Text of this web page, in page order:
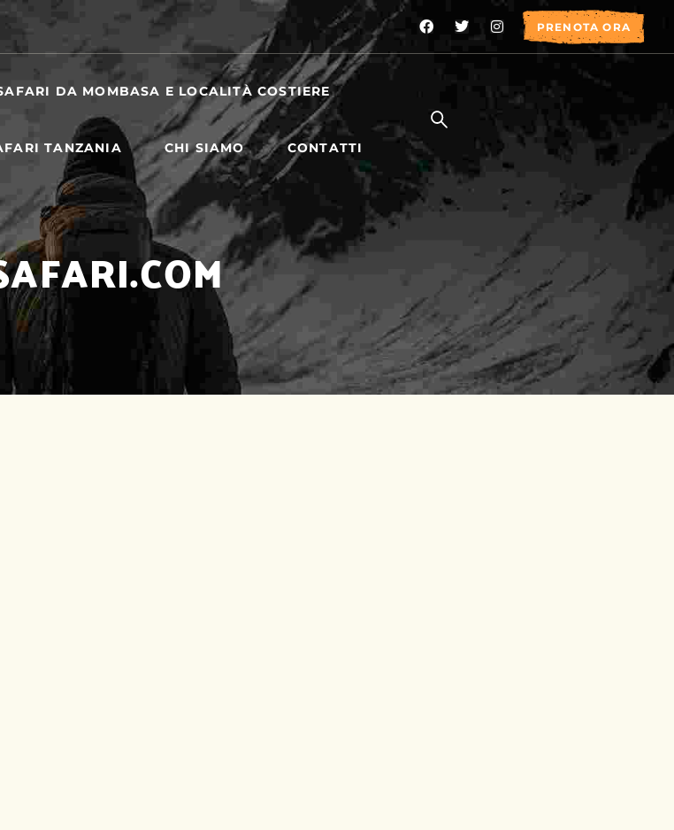
PRENOTA ORA
DA MOMBASA E LOCALITÀ COSTIERE
TANZANIA CHI SIAMO CONTATTI